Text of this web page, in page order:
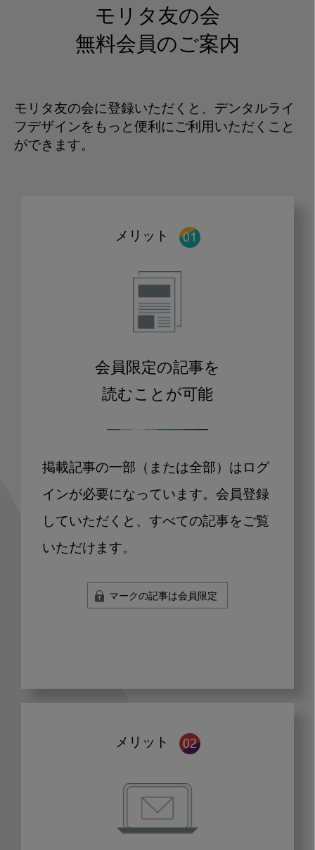
モリタ友の会
無料会員のご案内
モリタ友の会に登録いただくと、デンタルライ
フデザインをもっと便利にご利用いただくこと
ができます。
メリット
会員限定の記事を
読むことが可能
掲載記事の一部（または全部）はログ
インが必要になっています。会員登録
していただくと、すべての記事をご覧
いただけます。
マークの記事は会員限定
メリット